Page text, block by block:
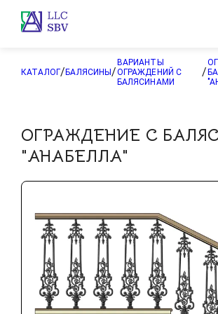
КАТАЛОГ/БАЛЯСИНЫ /
ВАРИАНТЫ
ОГРАЖДЕНИЙ С
БАЛЯСИНАМИ
/
ОГРАЖДЕНИЕ С
"АНАБЕЛЛА"